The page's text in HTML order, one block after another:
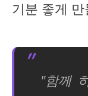
기분 좋게
"함께